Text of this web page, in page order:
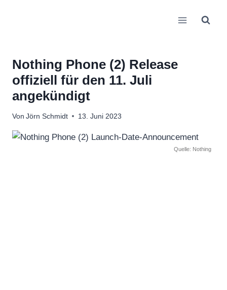
Nothing Phone (2) Release
offiziell für den 11. Juli
angekündigt
Von Jörn Schmidt 13. Juni 2023
Quelle: Nothing